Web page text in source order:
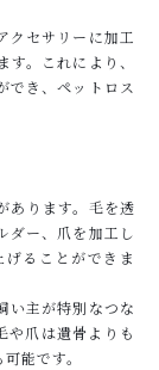
クセサリーに加工
。これにより、
でき、ペットロス
あります。毛を透
ダー、爪を加工し
ることができま
い主が特別なつな
や爪は遺骨よりも
能です。